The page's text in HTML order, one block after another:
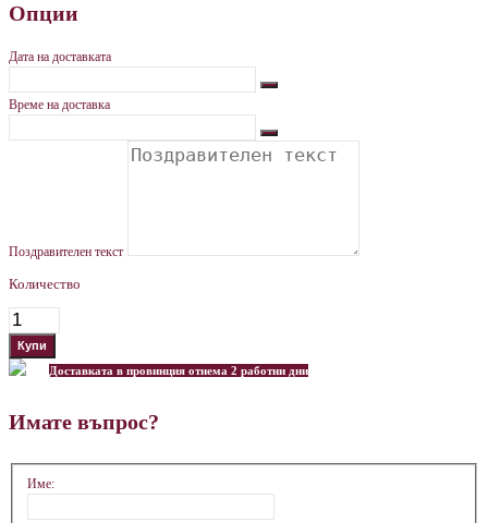
Опции
Дата на доставката
Време на доставка
Поздравителен текст
Количество
Доставката в провинция отнема 2 работни дни
Имате въпрос?
Име: